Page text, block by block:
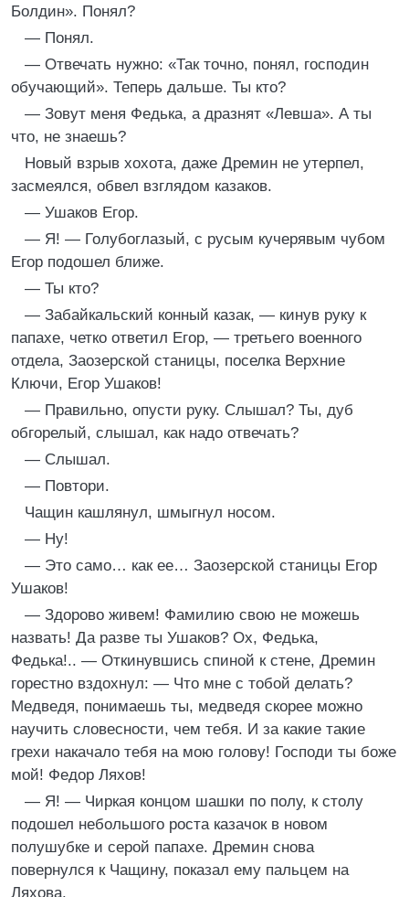
Болдин». Понял?
— Понял.
— Отвечать нужно: «Так точно, понял, господин
обучающий». Теперь дальше. Ты кто?
— Зовут меня Федька, а дразнят «Левша». А ты
что, не знаешь?
Новый взрыв хохота, даже Дремин не утерпел,
засмеялся, обвел взглядом казаков.
— Ушаков Егор.
— Я! — Голубоглазый, с русым кучерявым чубом
Егор подошел ближе.
— Ты кто?
— Забайкальский конный казак, — кинув руку к
папахе, четко ответил Егор, — третьего военного
отдела, Заозерской станицы, поселка Верхние
Ключи, Егор Ушаков!
— Правильно, опусти руку. Слышал? Ты, дуб
обгорелый, слышал, как надо отвечать?
— Слышал.
— Повтори.
Чащин кашлянул, шмыгнул носом.
— Ну!
— Это само… как ее… Заозерской станицы Егор
Ушаков!
— Здорово живем! Фамилию свою не можешь
назвать! Да разве ты Ушаков? Ох, Федька,
Федька!.. — Откинувшись спиной к стене, Дремин
горестно вздохнул: — Что мне с тобой делать?
Медведя, понимаешь ты, медведя скорее можно
научить словесности, чем тебя. И за какие такие
грехи накачало тебя на мою голову! Господи ты боже
мой! Федор Ляхов!
— Я! — Чиркая концом шашки по полу, к столу
подошел небольшого роста казачок в новом
полушубке и серой папахе. Дремин снова
повернулся к Чащину, показал ему пальцем на
Ляхова.